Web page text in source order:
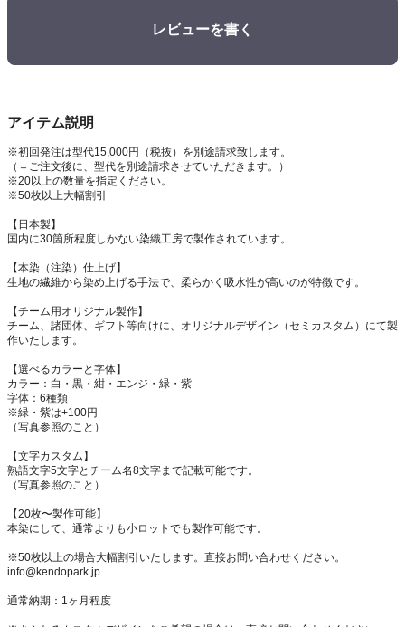
レビューを書く
アイテム説明
※初回発注は型代15,000円（税抜）を別途請求致します。
（＝ご注文後に、型代を別途請求させていただきます。）
※20以上の数量を指定ください。
※50枚以上大幅割引
【日本製】
国内に30箇所程度しかない染織工房で製作されています。
【本染（注染）仕上げ】
生地の繊維から染め上げる手法で、柔らかく吸水性が高いのが特徴です。
【チーム用オリジナル製作】
チーム、諸団体、ギフト等向けに、オリジナルデザイン（セミカスタム）にて製
作いたします。
【選べるカラーと字体】
カラー：白・黒・紺・エンジ・緑・紫
字体：6種類
※緑・紫は+100円
（写真参照のこと）
【文字カスタム】
熟語文字5文字とチーム名8文字まで記載可能です。
（写真参照のこと）
【20枚〜製作可能】
本染にして、通常よりも小ロットでも製作可能です。
※50枚以上の場合大幅割引いたします。直接お問い合わせください。
info@kendopark.jp
通常納期：1ヶ月程度